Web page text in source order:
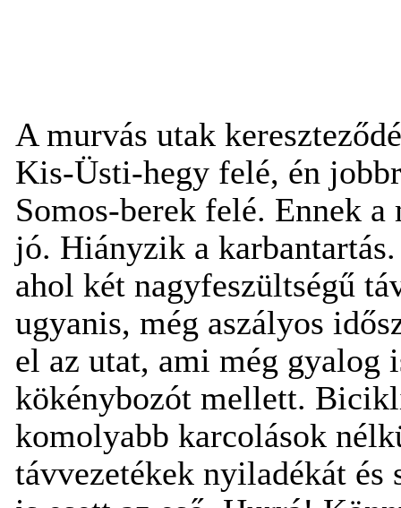
A murvás utak
Kis-Üsti-hegy felé, én
Somos-berek felé. Ennek
jó. Hiányzik a
ahol két nagyfeszültségű
ugyanis, még aszályos
el az utat, ami még gyalog
kökénybozót mellett.
komolyabb karcolások
távvezetékek nyiladékát és